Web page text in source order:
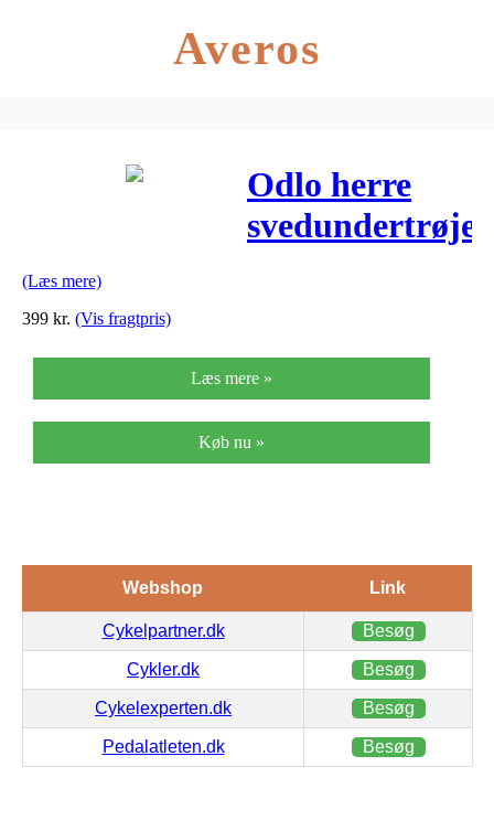
Averos
Odlo herre
svedundertrøje
(Læs mere)
399 kr. (Vis fragtpris)
Læs mere »
Køb nu »
Webshop Link
Cykelpartner.dk Besøg
Cykler.dk Besøg
Cykelexperten.dk Besøg
Pedalatleten.dk Besøg